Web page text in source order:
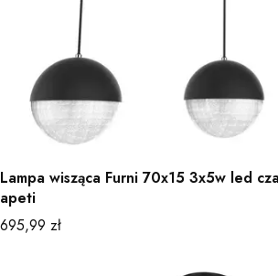
Lampa wisząca Furni 70x15 3x5w led
apeti
Cena
695,99 zł